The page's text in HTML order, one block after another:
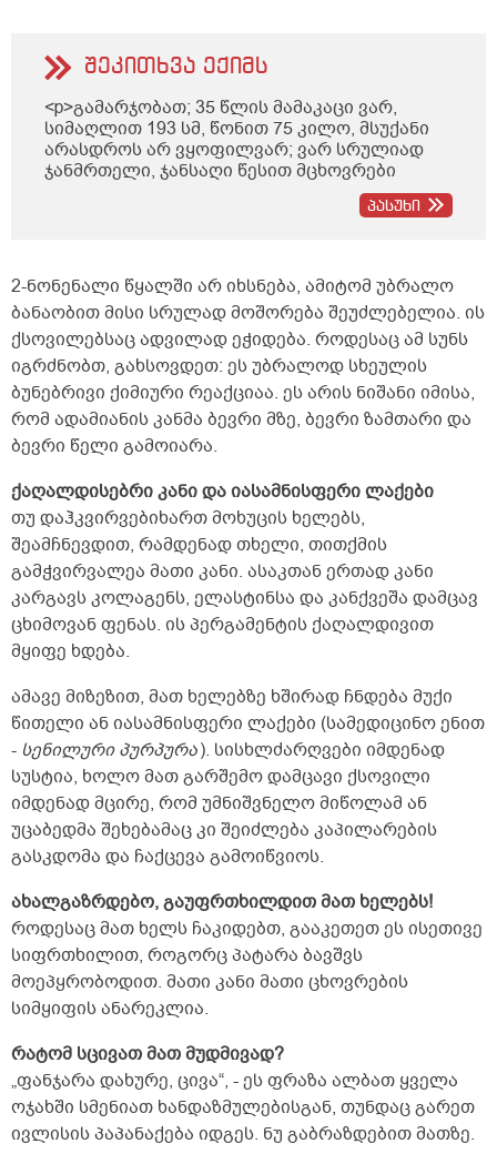
შეკითხვა ექიმს
<p>გამარჯობათ; 35 წლის მამაკაცი ვარ,
სიმაღლით 193 სმ, წონით 75 კილო, მსუქანი
არასდროს არ ვყოფილვარ; ვარ სრულიად
ჯანმრთელი, ჯანსაღი წესით მცხოვრები
ბავშვობიდან; არ მაწუხებს არანაირი
დაავადება, ყოველ შემთხვევაში, არაფერი
ეგეთი ნაკაწრებიც საკმაოდ ადვილად და
სწრაფად მიხორცდება. მხედველობაც 100
პროცენტიანი მაქვს, სმენაც. 26 წლის ასაკში,
კონტროლის მიზნით, შაქრის ანალიზი
გავიკეთე უზმოზე, 5,5 მქონდა, როგორც
გავარკვიე, ეს ნორმაა. არ ვეკარები და
არასდროს არ გავკარებივარ სიგარეტს, არ
ვეკარები და არასდროს არ გავკარებივარ
არანაირ ნარკოტიკს, არ ვსვამ არანაირ
მანამდეც თუ დამილევია, ცოტა. ყავასაც არ
ვსვამ საერთოდ. არ ვსვამ არანაირ
ენერგეტიკულ სასმელებს, არც ლიმონათებს,
არც კოკაკოლას და ა.შ. ვცხოვრობ
სპორტული ცხოვრების წესით. წყალზე
ვცდილობ დღეში 2 ლიტრა მაინც დავლიო.
დღეში 4 კილომეტრს მაინც ფეხით
დავდივარ; 7&ndash;8 კილომეტრიც, ცოტა
მეტიც რომ მქონდეს სასიარულო, ამ
ჯან&ndash;ღონეს არ ვუჩივი, საკმაოდ მძიმე
ტვირთის აწევაც შემიძლია, ჩემზე გაცილებით
მძიმე წონის ადამიანებისთვისაც მიჯობნია,
მაგალითად მკლავჭიდში. სამსახურშიც
ვასრულებ საკმაოდ რთულ გონებრივ
სამუშაოებს. ასეთი შეკითხვა მაქვს:
ბავშვობიდანაც, ახლაც ძლიერი მადა მაქვს,
დიდი რაოდენობით საჭმელს ვჭამ, ჯანსაღ
საჭმელებს, რა თქმა უნდა. საჭმელს დღეში
სამჯერ, იშვიათად ოთხჯერ ვჭამ და
ზოგიერთს თუ რაღაც საჭმელი ერთი თეფში
ჰყოფნის, მე იმავე საჭმელს ორ თეფშს ვჭამ
ხოლმე დიდი სიამოვნებით. ხილიც და
ბოსტნეულიც ძალიან მიყვარს, ხილის
ჩირებიც; ერთ ჭამაზე ნებისმიერ ცოცხალ
ხილს 1 კილოს მაინც ვჭამ, დღის
მეტი ნებისმიერი ხილი შევჭამო. ერთ ჭამაზე
10 საშუალო ბანანიც მიჭამია, 12 საშუალო
ატამი, 10 საშუალო ფორთოხალი...
ბოსტნეულსაც საკმაოდ ბევრს ვჭამ.
მონელების პრობლემა საერთოდ არ
პასუხი
2-ნონენალი წყალში არ იხსნება, ამიტომ უბრალო
ბანაობით მისი სრულად მოშორება შეუძლებელია. ის
ქსოვილებსაც ადვილად ეჭიდება. როდესაც ამ სუნს
იგრძნობთ, გახსოვდეთ: ეს უბრალოდ სხეულის
ბუნებრივი ქიმიური რეაქციაა. ეს არის ნიშანი იმისა,
რომ ადამიანის კანმა ბევრი მზე, ბევრი ზამთარი და
ბევრი წელი გამოიარა.
ქაღალდისებრი კანი და იასამნისფერი ლაქები
თუ დაჰკვირვებიხართ მოხუცის ხელებს,
შეამჩნევდით, რამდენად თხელი, თითქმის
გამჭვირვალეა მათი კანი. ასაკთან ერთად კანი
კარგავს კოლაგენს, ელასტინსა და კანქვეშა დამცავ
ცხიმოვან ფენას. ის პერგამენტის ქაღალდივით
მყიფე ხდება.
ამავე მიზეზით, მათ ხელებზე ხშირად ჩნდება მუქი
წითელი ან იასამნისფერი ლაქები (სამედიცინო ენით
- სენილური პურპურა). სისხლძარღვები იმდენად
სუსტია, ხოლო მათ გარშემო დამცავი ქსოვილი
იმდენად მცირე, რომ უმნიშვნელო მიწოლამ ან
უცაბედმა შეხებამაც კი შეიძლება კაპილარების
გასკდომა და ჩაქცევა გამოიწვიოს.
ახალგაზრდებო, გაუფრთხილდით მათ ხელებს!
როდესაც მათ ხელს ჩაკიდებთ, გააკეთეთ ეს ისეთივე
სიფრთხილით, როგორც პატარა ბავშვს
მოეპყრობოდით. მათი კანი მათი ცხოვრების
სიმყიფის ანარეკლია.
რატომ სცივათ მათ მუდმივად?
„ფანჯარა დახურე, ცივა“, - ეს ფრაზა ალბათ ყველა
ოჯახში სმენიათ ხანდაზმულებისგან, თუნდაც გარეთ
ივლისის პაპანაქება იდგეს. ნუ გაბრაზდებით მათზე.